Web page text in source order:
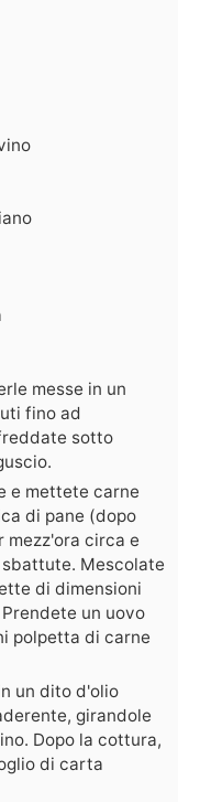
messe in un
fino ad
sotto
e mettete carne
di pane (dopo
mezz'ora circa e
Mescolate
di dimensioni
un uovo
polpetta di carne
un dito d'olio
girandole
Dopo la cottura,
di carta